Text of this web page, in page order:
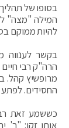
בסופו של
המילה "מצה"
להיות ממוקם
בקשר לענווה
הרה"ק רבי
מרופשיץ קהל.
החסידים. לפתע
כששמע זאת
אותו זקן: "ר'